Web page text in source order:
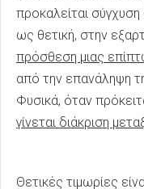
προκαλείται
ως θετική, στην
πρόσθεση μιας
από την επανάληψη
Φυσικά, όταν
γίνεται διάκριση
Θετικές τιμωρίες